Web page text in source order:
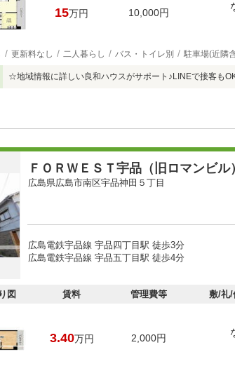
15万円 10,000円
更新料なし 二人暮らし バス・トイレ別 駐車場(近隣
☆地域情報に詳しい良和ハウスがサポート♪LINEで接客も
ＦＯＲＷＥＳＴ宇品（旧ロマンビル）
広島県広島市南区宇品神田５丁目
広島電鉄宇品線 宇品四丁目駅 徒歩3分
広島電鉄宇品線 宇品五丁目駅 徒歩4分
図 賃料 管理費等 敷/礼/
3.40万円 2,000円